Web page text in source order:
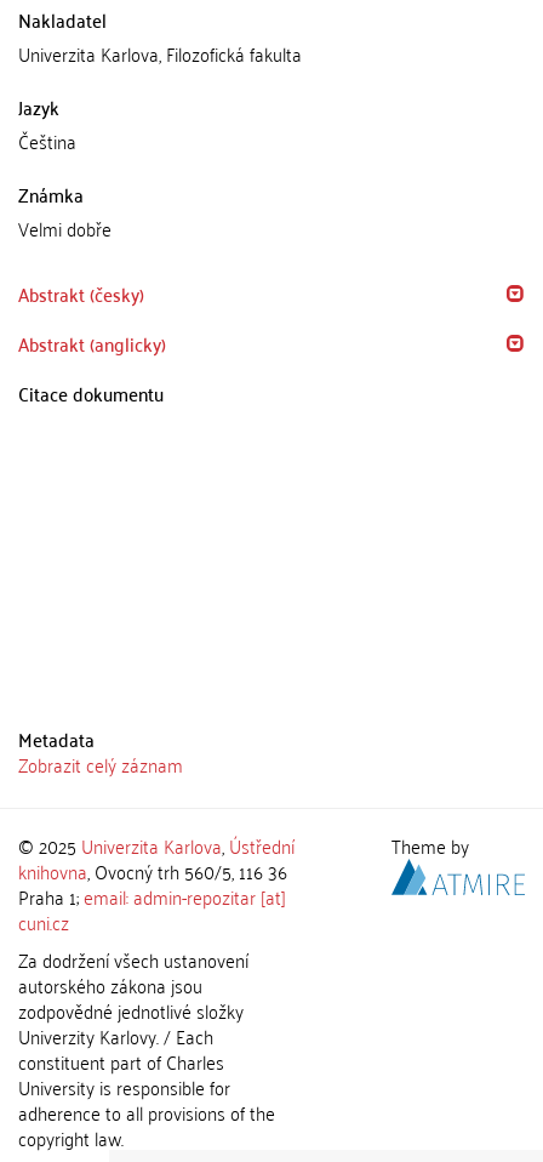
Nakladatel
Univerzita Karlova, Filozofická fakulta
Jazyk
Čeština
Známka
Velmi dobře
Abstrakt (česky)
Abstrakt (anglicky)
Citace dokumentu
Metadata
Zobrazit celý záznam
© 2025 Univerzita Karlova,Ústřední
knihovna, Ovocný trh 560/5, 116 36
Praha 1;email: admin-repozitar [at]
cuni.cz
Za dodržení všech ustanovení
autorského zákona jsou
zodpovědné jednotlivé složky
Univerzity Karlovy. / Each
constituent part of Charles
University is responsible for
adherence to all provisions of the
copyright law.
Theme by